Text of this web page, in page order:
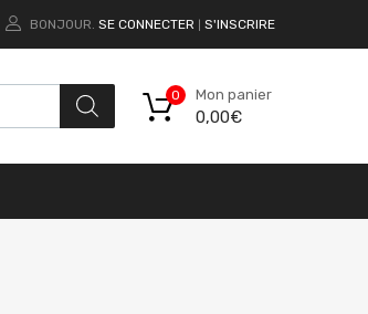
BONJOUR. SE CONNECTER S'INSCRIRE
Mon panier
0,00€
0